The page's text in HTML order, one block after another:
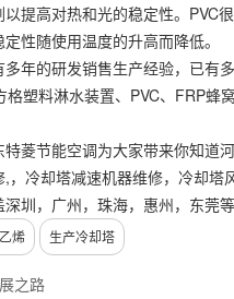
提高对热和光的稳定性。PVC
性随使用温度的升高而降低。
年的研发销售生产经验，已有
塑料淋水装置、PVC、FRP
菱节能空调为大家带来你知道
，冷却塔减速机器维修，冷却
圳，广州，珠海，惠州，东莞
烯 生产冷却塔
之路